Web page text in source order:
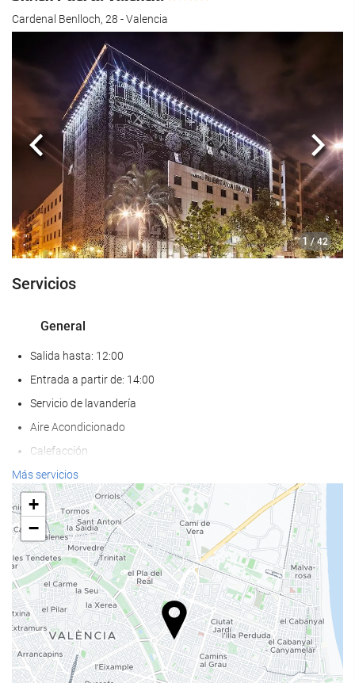
Cardenal Benlloch, 28 - Valencia
1 / 42
Anterior
Servicios
General
Salida hasta: 12:00
Entrada a partir de: 14:00
Servicio de lavandería
Aire Acondicionado
Calefacción
Ascensor
Adaptado para personas con movilidad reducida
Habitaciones No fumadores
Hotel no fumadores
No admite mascotas
Comida y bebida
Restaurante
Restaurante a la carta
Más servicios
+
−